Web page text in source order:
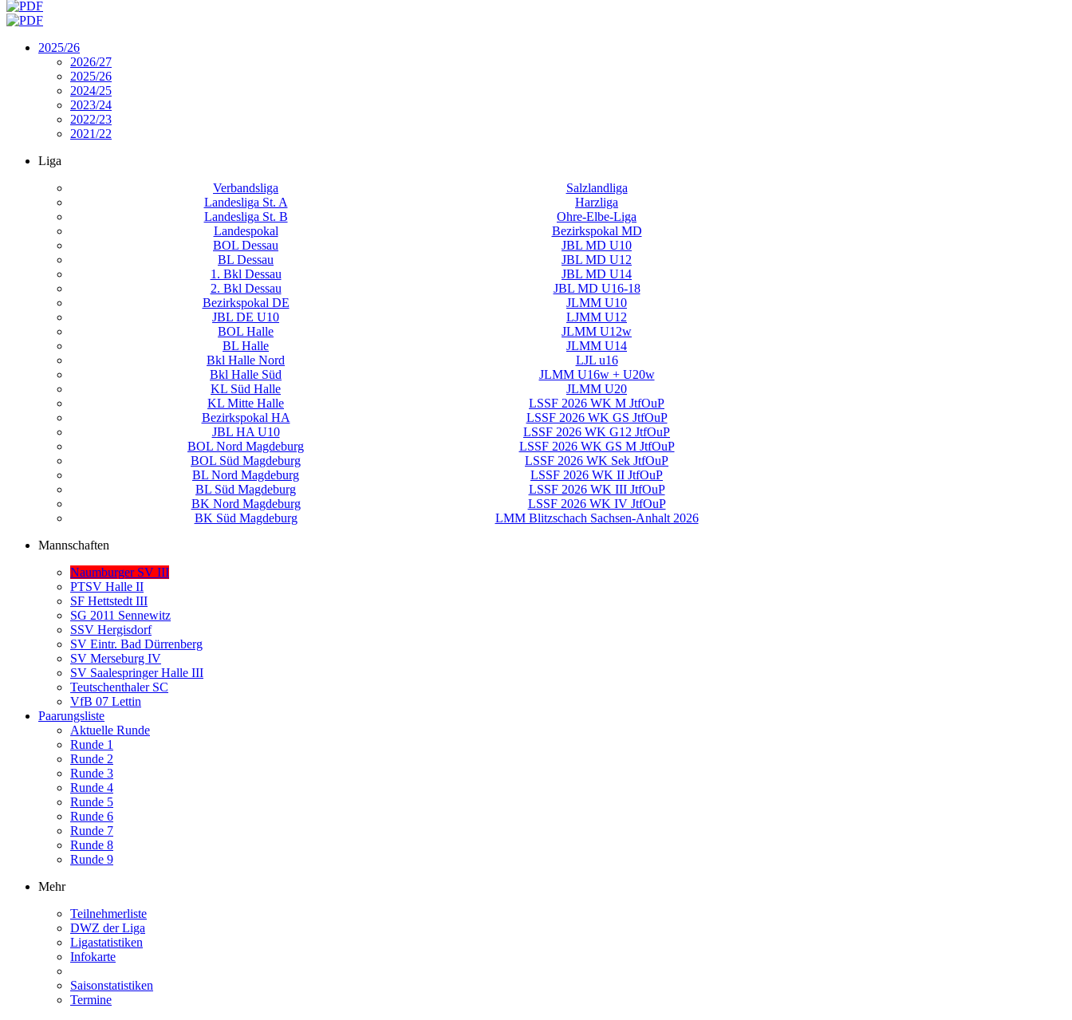
2025/26
2026/27
2025/26
2024/25
2023/24
2022/23
2021/22
Liga
Verbandsliga
Salzlandliga
Landesliga St. A
Harzliga
Landesliga St. B
Ohre-Elbe-Liga
Landespokal
Bezirkspokal MD
BOL Dessau
JBL MD U10
BL Dessau
JBL MD U12
1. Bkl Dessau
JBL MD U14
2. Bkl Dessau
JBL MD U16-18
Bezirkspokal DE
JLMM U10
JBL DE U10
LJMM U12
BOL Halle
JLMM U12w
BL Halle
JLMM U14
Bkl Halle Nord
LJL u16
Bkl Halle Süd
JLMM U16w + U20w
KL Süd Halle
JLMM U20
KL Mitte Halle
LSSF 2026 WK M JtfOuP
Bezirkspokal HA
LSSF 2026 WK GS JtfOuP
JBL HA U10
LSSF 2026 WK G12 JtfOuP
BOL Nord Magdeburg
LSSF 2026 WK GS M JtfOuP
BOL Süd Magdeburg
LSSF 2026 WK Sek JtfOuP
BL Nord Magdeburg
LSSF 2026 WK II JtfOuP
BL Süd Magdeburg
LSSF 2026 WK III JtfOuP
BK Nord Magdeburg
LSSF 2026 WK IV JtfOuP
BK Süd Magdeburg
LMM Blitzschach Sachsen-Anhalt 2026
Mannschaften
Naumburger SV III
PTSV Halle II
SF Hettstedt III
SG 2011 Sennewitz
SSV Hergisdorf
SV Eintr. Bad Dürrenberg
SV Merseburg IV
SV Saalespringer Halle III
Teutschenthaler SC
VfB 07 Lettin
Paarungsliste
Aktuelle Runde
Runde 1
Runde 2
Runde 3
Runde 4
Runde 5
Runde 6
Runde 7
Runde 8
Runde 9
Mehr
Teilnehmerliste
DWZ der Liga
Ligastatistiken
Infokarte
Saisonstatistiken
Termine